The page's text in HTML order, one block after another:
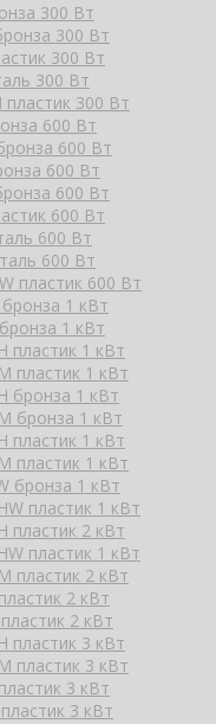
300 Вт
300 Вт
300 Вт
300 Вт
пластик 300 Вт
600 Вт
600 Вт
600 Вт
600 Вт
600 Вт
600 Вт
600 Вт
пластик 600 Вт
1 кВт
1 кВт
пластик 1 кВт
пластик 1 кВт
бронза 1 кВт
бронза 1 кВт
пластик 1 кВт
пластик 1 кВт
бронза 1 кВт
пластик 1 кВт
пластик 2 кВт
пластик 1 кВт
пластик 2 кВт
2 кВт
2 кВт
пластик 3 кВт
пластик 3 кВт
3 кВт
3 кВт